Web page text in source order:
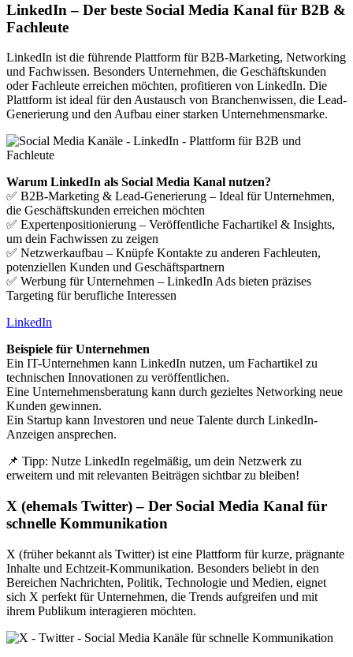
LinkedIn – Der beste Social Media Kanal für B2B &
Fachleute
LinkedIn ist die führende Plattform für B2B-Marketing, Networking
und Fachwissen. Besonders Unternehmen, die Geschäftskunden
oder Fachleute erreichen möchten, profitieren von LinkedIn. Die
Plattform ist ideal für den Austausch von Branchenwissen, die Lead-
Generierung und den Aufbau einer starken Unternehmensmarke.
Warum LinkedIn als Social Media Kanal nutzen?
✅ B2B-Marketing & Lead-Generierung – Ideal für Unternehmen,
die Geschäftskunden erreichen möchten
✅ Expertenpositionierung – Veröffentliche Fachartikel & Insights,
um dein Fachwissen zu zeigen
✅ Netzwerkaufbau – Knüpfe Kontakte zu anderen Fachleuten,
potenziellen Kunden und Geschäftspartnern
✅ Werbung für Unternehmen – LinkedIn Ads bieten präzises
Targeting für berufliche Interessen
LinkedIn
Beispiele für Unternehmen
Ein IT-Unternehmen kann LinkedIn nutzen, um Fachartikel zu
technischen Innovationen zu veröffentlichen.
Eine Unternehmensberatung kann durch gezieltes Networking neue
Kunden gewinnen.
Ein Startup kann Investoren und neue Talente durch LinkedIn-
Anzeigen ansprechen.
📌 Tipp: Nutze LinkedIn regelmäßig, um dein Netzwerk zu
erweitern und mit relevanten Beiträgen sichtbar zu bleiben!
X (ehemals Twitter) – Der Social Media Kanal für
schnelle Kommunikation
X (früher bekannt als Twitter) ist eine Plattform für kurze, prägnante
Inhalte und Echtzeit-Kommunikation. Besonders beliebt in den
Bereichen Nachrichten, Politik, Technologie und Medien, eignet
sich X perfekt für Unternehmen, die Trends aufgreifen und mit
ihrem Publikum interagieren möchten.